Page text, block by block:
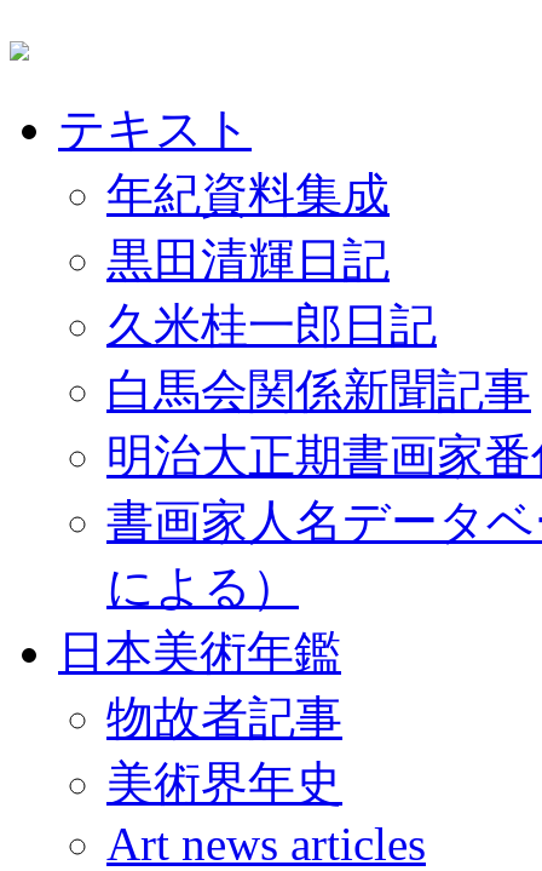
テキスト
年紀資料集成
黒田清輝日記
久米桂一郎日記
白馬会関係新聞記事
明治大正期書画家
書画家人名データ
による）
日本美術年鑑
物故者記事
美術界年史
Art news articles